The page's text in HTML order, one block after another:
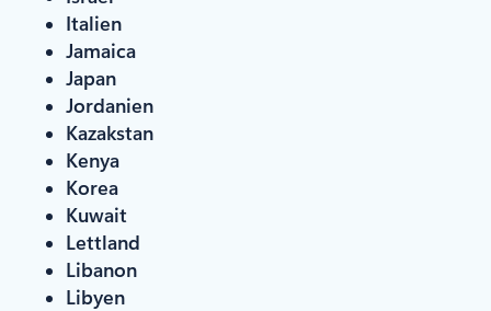
Italien
Jamaica
Japan
Jordanien
Kazakstan
Kenya
Korea
Kuwait
Lettland
Libanon
Libyen